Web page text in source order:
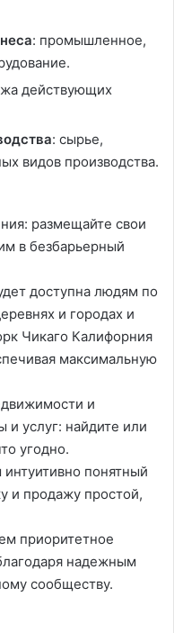
: промышленное,
действующих
: сырье,
видов производства.
размещайте свои
в безбарьерный
доступна людям по
и городах и
Чикаго Калифорния
максимальную
и
и услуг: найдите или
угодно.
понятный
и продажу простой,
приоритетное
надежным
сообществу.